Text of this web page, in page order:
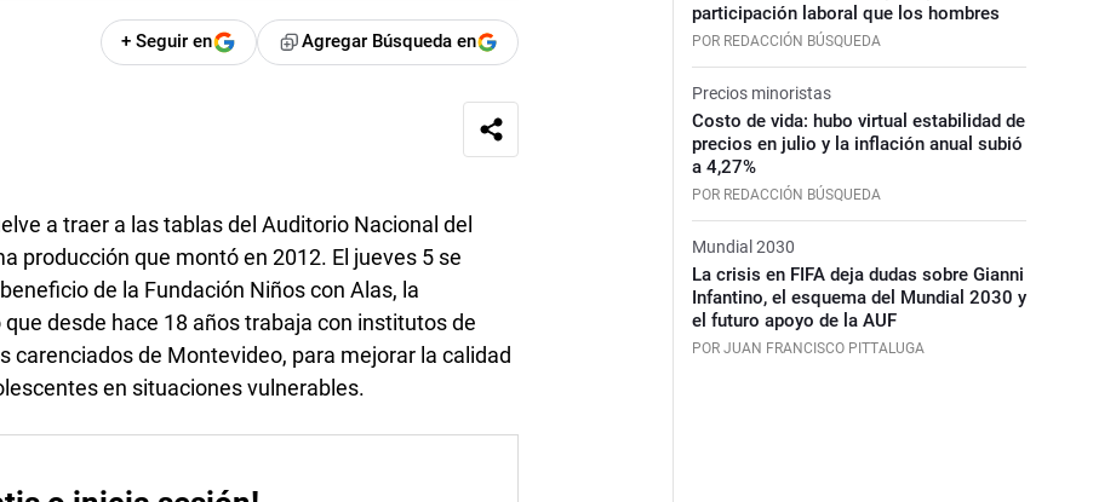
+ Seguir en Agregar Búsqueda en
a traer a las tablas del Auditorio Nacional del
producción que montó en 2012. El jueves 5 se
de la Fundación Niños con Alas, la
desde hace 18 años trabaja con institutos de
carenciados de Montevideo, para mejorar la calidad
en situaciones vulnerables.
participación laboral que los hombres
POR REDACCIÓN BÚSQUEDA
Precios minoristas
Costo de vida: hubo virtual estabilidad de
precios en julio y la inflación anual subió
a 4,27%
POR REDACCIÓN BÚSQUEDA
Mundial 2030
La crisis en FIFA deja dudas sobre Gianni
Infantino, el esquema del Mundial 2030 y
el futuro apoyo de la AUF
POR JUAN FRANCISCO PITTALUGA